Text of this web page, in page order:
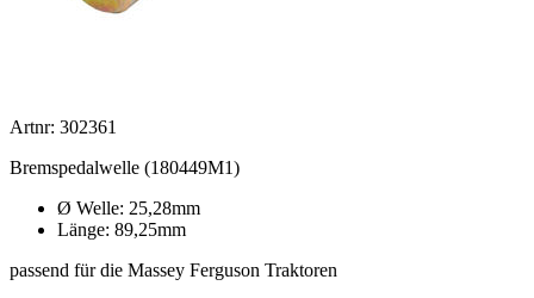
Artnr: 302361
Bremspedalwelle (180449M1)
Ø Welle: 25,28mm
Länge: 89,25mm
passend für die Massey Ferguson Traktoren